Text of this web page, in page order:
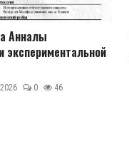
Анналы
экспериментальной
0 46